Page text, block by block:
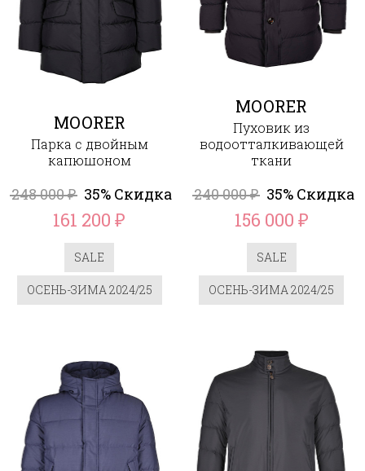
MOORER
Парка с двойным
капюшоном
248 000₽ 35% Скидка
161 200₽
SALE
ОСЕНЬ-ЗИМА 2024/25
MOORER
Пуховик из
водоотталкивающей
ткани
240 000₽ 35% Скидка
156 000 ₽
SALE
ОСЕНЬ-ЗИМА 2024/25